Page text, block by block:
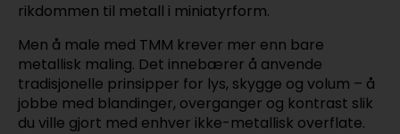
rikdommen til metall i miniatyrform.
Men å male med TMM krever mer enn bare
metallisk maling. Det innebærer å anvende
tradisjonelle prinsipper for lys, skygge og volum – å
jobbe med blandinger, overganger og kontrast slik
du ville gjort med enhver ikke-metallisk overflate.